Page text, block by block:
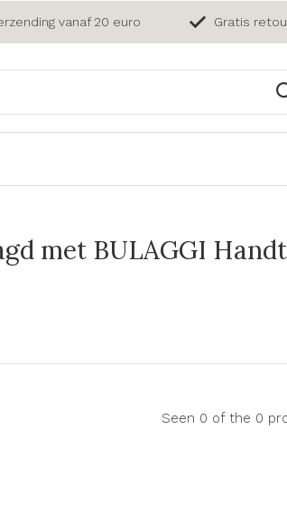
vanaf 20 euro Gratis
met BULAGGI
Seen 0 of the 0